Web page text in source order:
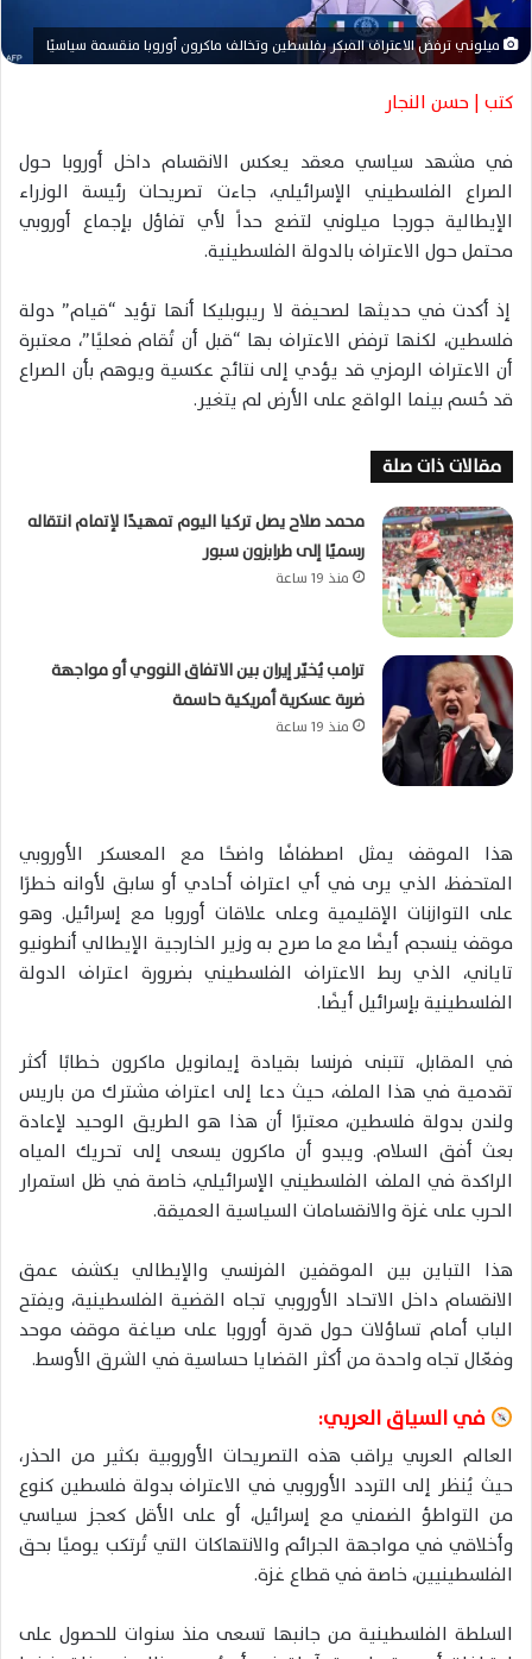
ل
ك
ت
ر
ي
ا
ميلوني ترفض الاعتراف المبكر بفلسطين وتخالف ماكرون أوروبا منقسمة سياسيًا
كتب | حسن النجار
في مشهد سياسي معقد يعكس الانقسام داخل أوروبا حول
الصراع الفلسطيني الإسرائيلي، جاءت تصريحات رئيسة الوزراء
الإيطالية جورجا ميلوني لتضع حداً لأي تفاؤل بإجماع أوروبي
محتمل حول الاعتراف بالدولة الفلسطينية.
إذ أكدت في حديثها لصحيفة لا ريبوبليكا أنها تؤيد “قيام” دولة
فلسطين، لكنها ترفض الاعتراف بها “قبل أن تُقام فعليًا”، معتبرة
أن الاعتراف الرمزي قد يؤدي إلى نتائج عكسية ويوهم بأن الصراع
قد حُسم بينما الواقع على الأرض لم يتغير.
مقالات ذات صلة
محمد صلاح يصل تركيا اليوم تمهيدًا لإتمام انتقاله
رسميًا إلى طرابزون سبور
منذ 19 ساعة
ترامب يُخيّر إيران بين الاتفاق النووي أو مواجهة
ضربة عسكرية أمريكية حاسمة
منذ 19 ساعة
هذا الموقف يمثل اصطفافًا واضحًا مع المعسكر الأوروبي
المتحفظ، الذي يرى في أي اعتراف أحادي أو سابق لأوانه خطرًا
على التوازنات الإقليمية وعلى علاقات أوروبا مع إسرائيل. وهو
موقف ينسجم أيضًا مع ما صرح به وزير الخارجية الإيطالي أنطونيو
تاياني، الذي ربط الاعتراف الفلسطيني بضرورة اعتراف الدولة
الفلسطينية بإسرائيل أيضًا.
في المقابل، تتبنى فرنسا بقيادة إيمانويل ماكرون خطابًا أكثر
تقدمية في هذا الملف، حيث دعا إلى اعتراف مشترك من باريس
ولندن بدولة فلسطين، معتبرًا أن هذا هو الطريق الوحيد لإعادة
بعث أفق السلام. ويبدو أن ماكرون يسعى إلى تحريك المياه
الراكدة في الملف الفلسطيني الإسرائيلي، خاصة في ظل استمرار
الحرب على غزة والانقسامات السياسية العميقة.
هذا التباين بين الموقفين الفرنسي والإيطالي يكشف عمق
الانقسام داخل الاتحاد الأوروبي تجاه القضية الفلسطينية، ويفتح
الباب أمام تساؤلات حول قدرة أوروبا على صياغة موقف موحد
وفعّال تجاه واحدة من أكثر القضايا حساسية في الشرق الأوسط.
في السياق العربي:
العالم العربي يراقب هذه التصريحات الأوروبية بكثير من الحذر،
حيث يُنظر إلى التردد الأوروبي في الاعتراف بدولة فلسطين كنوع
من التواطؤ الضمني مع إسرائيل، أو على الأقل كعجز سياسي
وأخلاقي في مواجهة الجرائم والانتهاكات التي تُرتكب يوميًا بحق
الفلسطينيين، خاصة في قطاع غزة.
السلطة الفلسطينية من جانبها تسعى منذ سنوات للحصول على